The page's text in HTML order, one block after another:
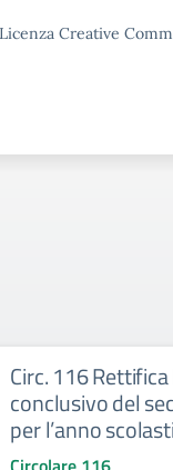
Creative
Circ. 116
conclusivo del
per l’anno